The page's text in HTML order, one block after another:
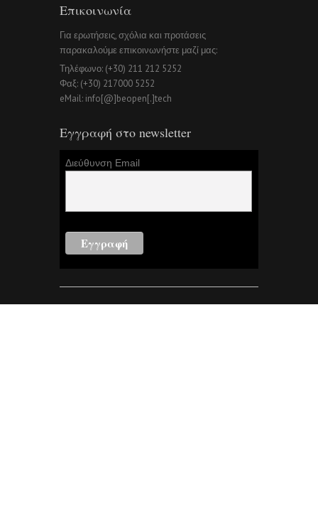
Επικοινωνία
Για ερωτήσεις, σχόλια και προτάσεις
παρακαλούμε επικοινωνήστε μαζί μας:
Τηλέφωνο: (+30) 211 212 5252
Φαξ: (+30) 217000 5252
eMail: info[@]beopen[.]tech
Εγγραφή στο newsletter
Διεύθυνση Email